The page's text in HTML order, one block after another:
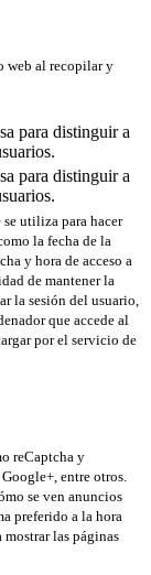
web al recopilar y
para distinguir a
para distinguir a
utiliza para hacer
la fecha de la
y hora de acceso a
de mantener la
la sesión del usuario,
que accede al
por el servicio de
reCaptcha y
entre otros.
se ven anuncios
preferido a la hora
mostrar las páginas